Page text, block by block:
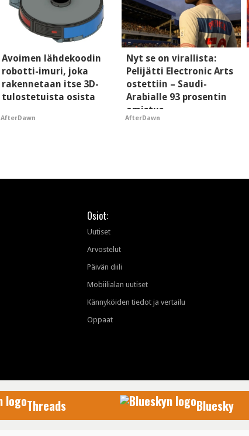
Avoimen lähdekoodin
robotti-imuri, joka
rakennetaan itse 3D-
tulostetuista osista
AfterDawn
Nyt se on virallista:
Pelijätti Electronic Arts
ostettiin – Saudi-
Arabialle 93 prosentin
omistus
AfterDawn
Osiot:
Uutiset
Arvostelut
Päivän diili
Mobiilialan uutiset
Kännyköiden tiedot ja vertailu
Oppaat
© 1999-2026 AfterDawn Oy
Threads Bluesky